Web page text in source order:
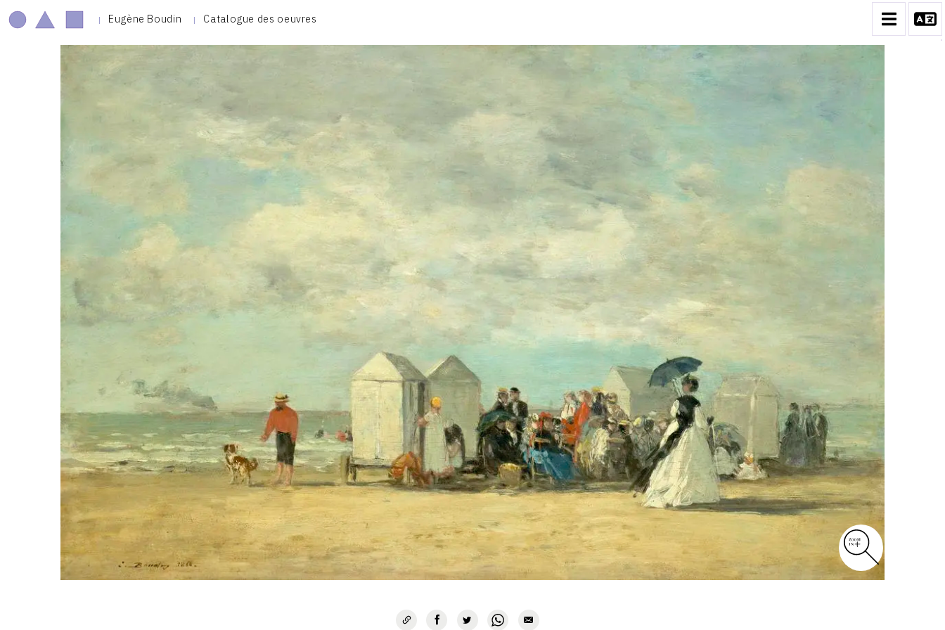
Eugène Boudin Catalogue des oeuvres
CONTACT